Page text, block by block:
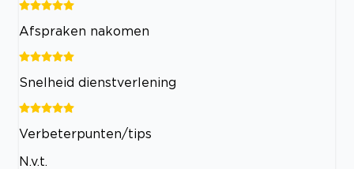
Afspraken nakomen
Snelheid dienstverlening
Verbeterpunten/tips
N.v.t.